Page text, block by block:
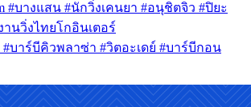
#บางแสน #นักวิ่งเคนยา #อนุชิตจิว #ปิยะ
นวิ่งไทยโกอินเตอร์
#บาร์บีคิวพลาซ่า #วิตอะเดย์ #บาร์บีกอน